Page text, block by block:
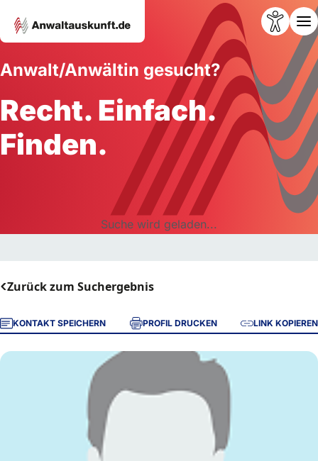
Anwalt/Anwältin gesucht?
Recht. Einfach.
Finden.
Suche wird geladen...
Zurück zum Suchergebnis
KONTAKT SPEICHERN PROFIL DRUCKEN LINK KOPIEREN